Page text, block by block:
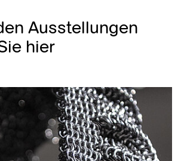
Ausstellungen
hier